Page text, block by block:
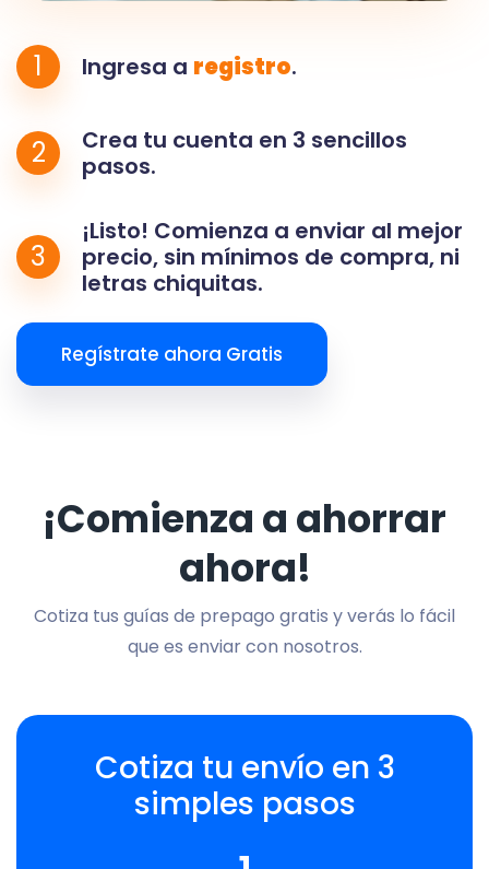
1 Ingresa a registro.
2
Crea tu cuenta en 3 sencillos
pasos.
3
¡Listo! Comienza a enviar al mejor
precio, sin mínimos de compra, ni
letras chiquitas.
Regístrate ahora Gratis
¡Comienza a ahorrar
ahora!
Cotiza tus guías de prepago gratis y verás lo fácil
que es enviar con nosotros.
Cotiza tu envío en 3
simples pasos